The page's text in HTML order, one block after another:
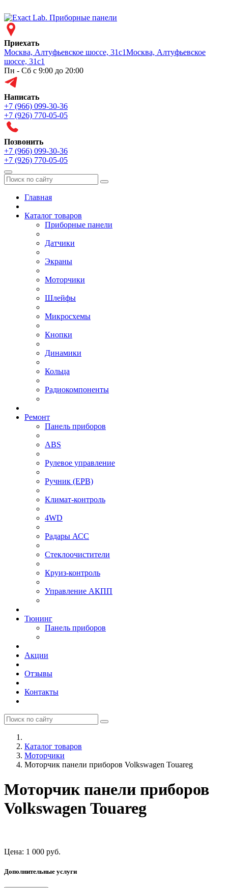
Приехать
Москва, Алтуфьевское шоссе, 31с1Москва, Алтуфьевское
шоссе, 31с1
Пн - Сб с 9:00 до 20:00
Написать
+7 (966) 099-30-36
+7 (926) 770-05-05
Позвонить
+7 (966) 099-30-36
+7 (926) 770-05-05
Меню
Главная
Каталог товаров
Приборные панели
Датчики
Экраны
Моторчики
Шлейфы
Микросхемы
Кнопки
Динамики
Кольца
Радиокомпоненты
Ремонт
Панель приборов
ABS
Рулевое управление
⁠Ручник (EPB)
Климат-контроль
4WD
Радары АСС
Стеклоочистители
Круиз-контроль
Управление АКПП
Тюнинг
Панель приборов
Акции
Отзывы
Контакты
Каталог товаров
Моторчики
Моторчик панели приборов Volkswagen Touareg
Моторчик панели приборов
Volkswagen Touareg
Цена: 1 000 руб.
Дополнительные услуги